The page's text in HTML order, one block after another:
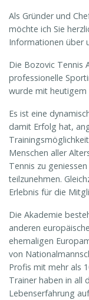
Als Gründer und
möchte ich Sie
Informationen über
Die Bozovic Tennis
professionelle
wurde mit heutigem
Es ist eine
damit Erfolg hat,
Menschen aller
Tennis zu
teilzunehmen.
Erlebnis für die
Die Akademie
anderen
ehemaligen
von
Profis mit mehr als
Trainer haben in all
Lebenserfahrung